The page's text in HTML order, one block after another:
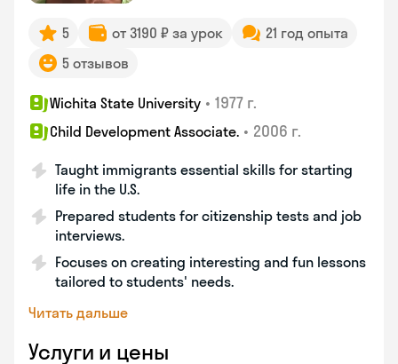
5 от 3190 ₽ за урок
21 год опыта
5 отзывов
Wichita State University • 1977 г.
Child Development Associate. • 2006 г.
Taught immigrants essential skills for starting
life in the U.S.
Prepared students for citizenship tests and job
interviews.
Focuses on creating interesting and fun lessons
tailored to students' needs.
Читать дальше
Услуги и цены